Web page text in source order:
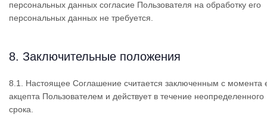
персональных данных согласие Пользователя на обработку его
персональных данных не требуется.
8. Заключительные положения
8.1. Настоящее Соглашение считается заключенным с момента
акцепта Пользователем и действует в течение неопределенного
срока.